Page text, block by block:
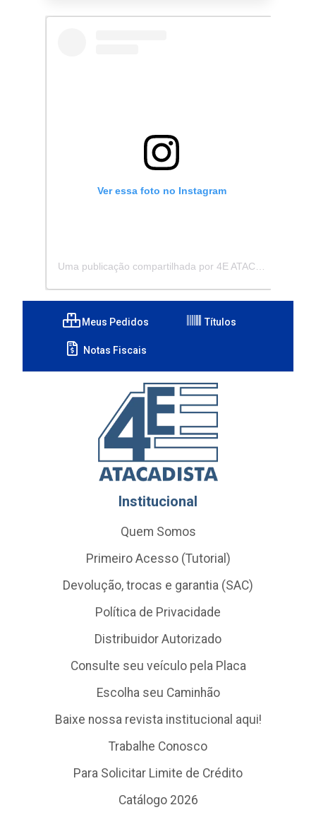
Ver essa foto no Instagram
Meus Pedidos Títulos
Notas Fiscais
Institucional
Quem Somos
Primeiro Acesso (Tutorial)
Devolução, trocas e garantia (SAC)
Política de Privacidade
Distribuidor Autorizado
Consulte seu veículo pela Placa
Escolha seu Caminhão
Baixe nossa revista institucional aqui!
Trabalhe Conosco
Para Solicitar Limite de Crédito
Catálogo 2026